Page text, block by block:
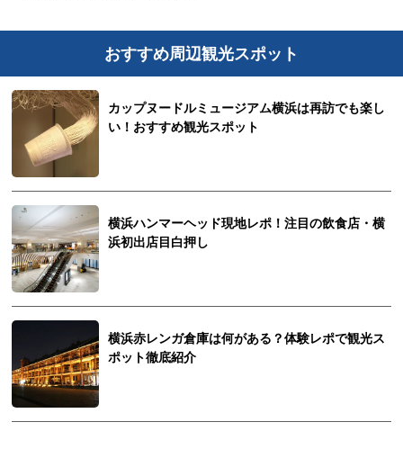
おすすめ周辺観光スポット
カップヌードルミュージアム横浜は再訪でも楽し
い！おすすめ観光スポット
横浜ハンマーヘッド現地レポ！注目の飲食店・横
浜初出店目白押し
横浜赤レンガ倉庫は何がある？体験レポで観光ス
ポット徹底紹介